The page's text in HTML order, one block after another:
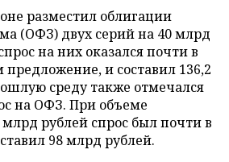
разместил облигации
(ОФЗ) двух серий на 40 млрд
на них оказался почти в
и составил 136,2
среду также отмечался
на ОФЗ. При объеме
рублей спрос был почти в
98 млрд рублей.